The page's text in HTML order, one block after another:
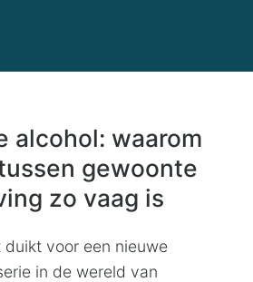
alcohol: waarom
gewoonte
zo vaag is
duikt voor een nieuwe
in de wereld van